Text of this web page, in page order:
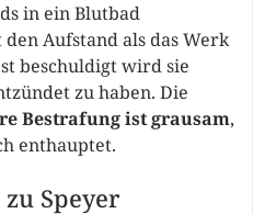
in ein Blutbad
Aufstand als das Werk
beschuldigt wird sie
zu haben. Die
Bestrafung ist grausam,
enthauptet.
Speyer